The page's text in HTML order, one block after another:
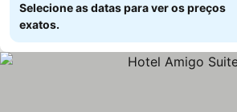
Selecione as datas para ver os preços
exatos.